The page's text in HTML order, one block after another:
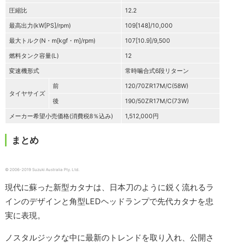
圧縮比
12.2
最高出力(kW[PS]/rpm)
109[148]/10,000
最大トルク(N・m[kgf・m]/rpm)
107[10.9]/9,500
燃料タンク容量(L)
12
変速機形式
常時噛合式6段リターン
タイヤサイズ
前
120/70ZR17M/C(58W)
後
190/50ZR17M/C(73W)
メーカー希望小売価格(消費税8％込み)
1,512,000円
まとめ
© 2006-2019 Suzuki Australia Pty. Ltd.
現代に蘇った新型カタナは、日本刀のように鋭く流れるラ
インのデザインと角型LEDヘッドランプで先代カタナを忠
実に表現。
ノスタルジックな中に最新のトレンドを取り入れ、公開さ